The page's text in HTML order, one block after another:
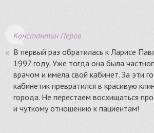
Константин Перов
В первый раз обратилась к Ларисе
1997 году. Уже тогда она была
врачом и имела свой кабинет. За эти
кабинетик превратился в красивую
города. Не перестаем восхищаться
и чуткому отношению к пациентам!